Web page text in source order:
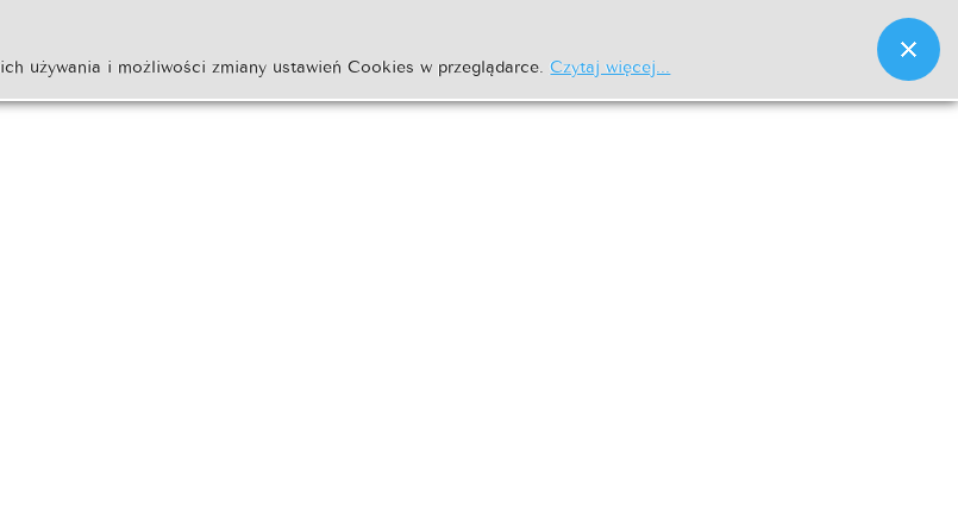
używania i możliwości zmiany ustawień Cookies w przeglądarce.Czytaj więcej...